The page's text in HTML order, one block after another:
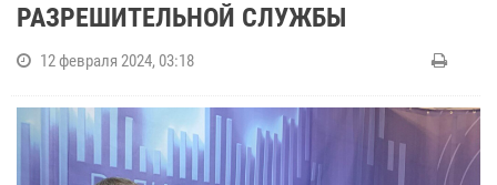
РАЗРЕШИТЕЛЬНОЙ СЛУЖБЫ
12 февраля 2024, 03:18